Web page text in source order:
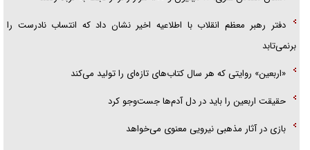
دفتر رهبر معظم انقلاب با اطلاعیه اخیر نشان داد که انتساب نادرست را
برنمی‌تابد
«اربعین» روایتی که هر سال کتاب‌های تازه‌ای را تولید می‌کند
حقیقت اربعین را باید در دل آدم‌ها جست‌و‌جو کرد
بازی در آثار مذهبی نیرویی معنوی می‌خواهد